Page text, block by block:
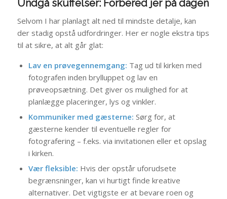
Undgå skuffelser: Forbered jer på dagen
Selvom I har planlagt alt ned til mindste detalje, kan
der stadig opstå udfordringer. Her er nogle ekstra tips
til at sikre, at alt går glat:
Lav en prøvegennemgang: Tag ud til kirken med
fotografen inden brylluppet og lav en
prøveopsætning. Det giver os mulighed for at
planlægge placeringer, lys og vinkler.
Kommuniker med gæsterne: Sørg for, at
gæsterne kender til eventuelle regler for
fotografering – f.eks. via invitationen eller et opslag
i kirken.
Vær fleksible: Hvis der opstår uforudsete
begrænsninger, kan vi hurtigt finde kreative
alternativer. Det vigtigste er at bevare roen og